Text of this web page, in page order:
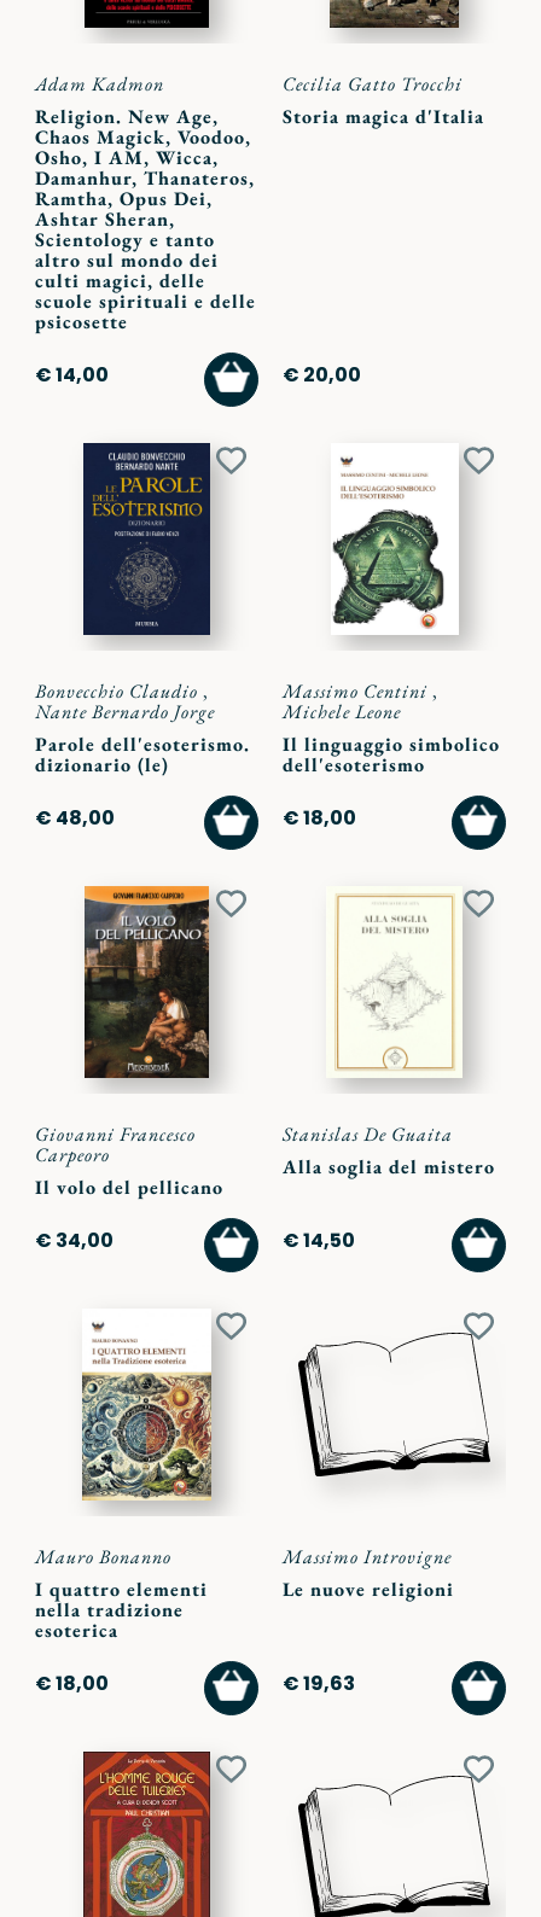
Adam Kadmon
Religion. New Age,
Chaos Magick, Voodoo,
Osho, I AM, Wicca,
Damanhur, Thanateros,
Ramtha, Opus Dei,
Ashtar Sheran,
Scientology e tanto
altro sul mondo dei
culti magici, delle
scuole spirituali e delle
psicosette
€ 14,00
AGGIUNGI
AL
CARRELLO
Cecilia Gatto Trocchi
Storia magica d'Italia
€ 20,00
Aggiungi
Bonvecchio Claudio ,
Nante Bernardo Jorge
Parole dell'esoterismo.
dizionario (le)
€ 48,00
AGGIUNGI
AL
CARRELLO
Massimo Centini ,
Michele Leone
Il linguaggio simbolico
dell'esoterismo
€ 18,00
AL
Aggiungi
Giovanni Francesco
Carpeoro
Il volo del pellicano
€ 34,00
AGGIUNGI
AL
CARRELLO
Stanislas De Guaita
Alla soglia del mistero
€ 14,50
AL
Aggiungi
preferiti
Mauro Bonanno
I quattro elementi
nella tradizione
esoterica
€ 18,00
AGGIUNGI
AL
CARRELLO
ai
Massimo Introvigne
Le nuove religioni
€ 19,63
AL
Aggiungi
preferiti
ai